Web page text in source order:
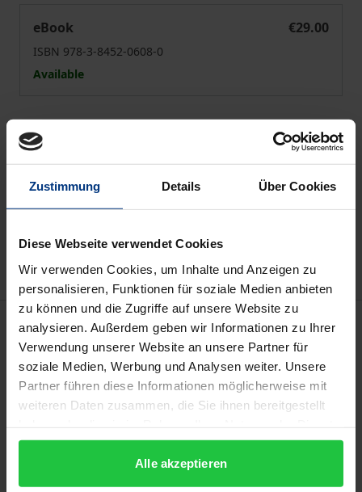
Zustimmung Details Über Cookies
Diese Webseite verwendet Cookies
Wir verwenden Cookies, um Inhalte und Anzeigen zu
personalisieren, Funktionen für soziale Medien anbieten
zu können und die Zugriffe auf unsere Website zu
analysieren. Außerdem geben wir Informationen zu Ihrer
Verwendung unserer Website an unsere Partner für
soziale Medien, Werbung und Analysen weiter. Unsere
Partner führen diese Informationen möglicherweise mit
weiteren Daten zusammen, die Sie ihnen bereitgestellt
gesammelt haben.
Alle akzeptieren
eBook
€29.00
ISBN 978-3-8452-0608-0
Available
Prices include VAT. Depending on the delivery address, VAT
may vary at checkout.
Add to Cart
Delivery cost notice
Description
Die Tagespresse vermittelt den Eindruck, dass der
Einfluss des zu Beginn der 1930er Jahre
entstandenen Kreises neoliberaler Wissenschafter
für eine erhebliche Reihe von makro- und
mikroökonomischen Missständen verantwortlich
sei. Tatsächlich hatte der neoliberale Beitrag zur